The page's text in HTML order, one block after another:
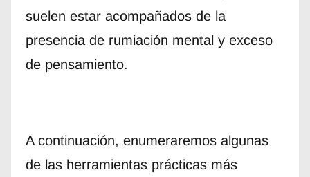
suelen estar acompañados de la
presencia de rumiación mental y exceso
de pensamiento.
A continuación, enumeraremos algunas
de las herramientas prácticas más